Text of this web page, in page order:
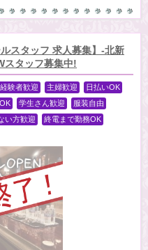
スタッフ 求人募集】-北新
スタッフ募集中!
験者歓迎 主婦歓迎
日払いOK
学生さん歓迎
服装自由
い方歓迎
終電まで勤務OK